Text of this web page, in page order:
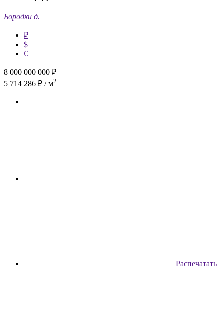
Бородки д.
₽
$
€
8 000 000 000 ₽
5 714 286 ₽ / м2
Распечатать